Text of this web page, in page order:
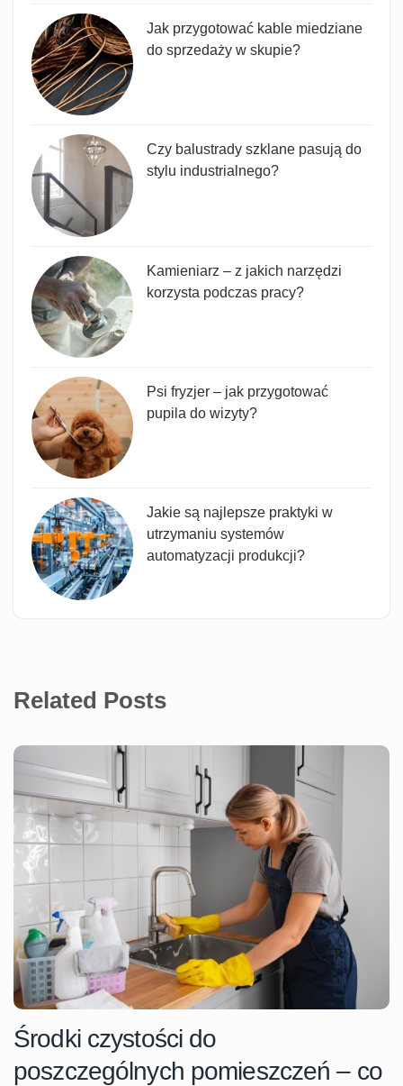
Jak przygotować kable miedziane
do sprzedaży w skupie?
Czy balustrady szklane pasują do
stylu industrialnego?
Kamieniarz – z jakich narzędzi
korzysta podczas pracy?
Psi fryzjer – jak przygotować
pupila do wizyty?
Jakie są najlepsze praktyki w
utrzymaniu systemów
automatyzacji produkcji?
Related Posts
Środki czystości do
poszczególnych pomieszczeń – co